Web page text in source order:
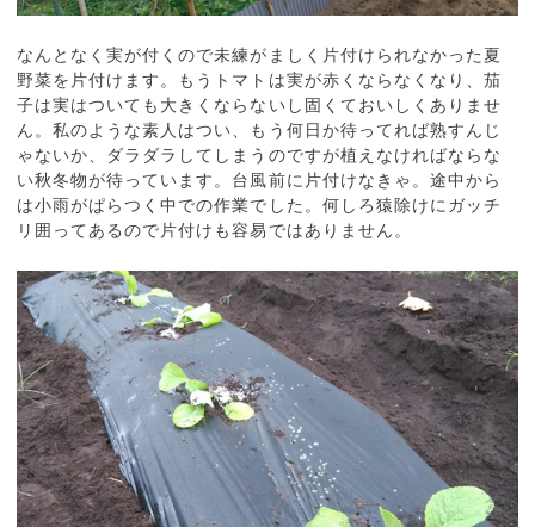
なんとなく実が付くので未練がましく片付けられなかった夏
野菜を片付けます。もうトマトは実が赤くならなくなり、茄
子は実はついても大きくならないし固くておいしくありませ
ん。私のような素人はつい、もう何日か待ってれば熟すんじ
ゃないか、ダラダラしてしまうのですが植えなければならな
い秋冬物が待っています。台風前に片付けなきゃ。途中から
は小雨がぱらつく中での作業でした。何しろ猿除けにガッチ
リ囲ってあるので片付けも容易ではありません。